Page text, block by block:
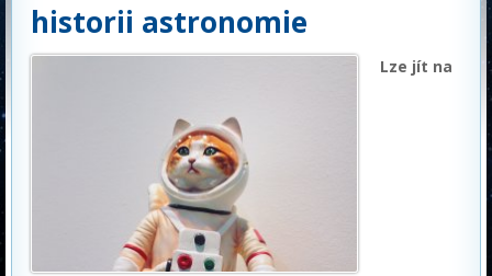
historii astronomie
Lze jít na